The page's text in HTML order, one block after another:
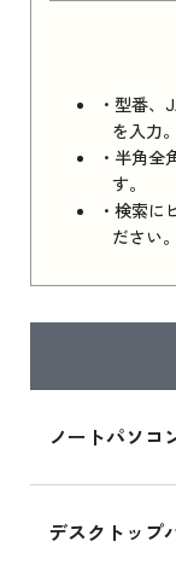
・型番
を入力。
・半角全
す。
・検索に
ださい。
ノートパソコ
デスクトップ
ら
iPad
はこ
ら
iPad